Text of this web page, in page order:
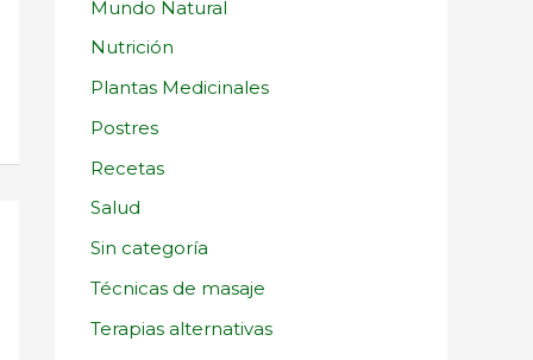
Mundo Natural
Nutrición
Plantas Medicinales
Postres
Recetas
Salud
Sin categoría
Técnicas de masaje
Terapias alternativas